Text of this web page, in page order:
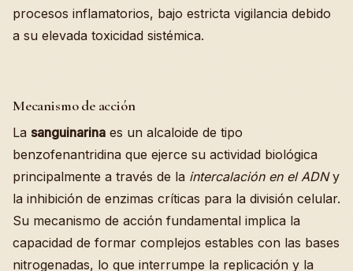
procesos inflamatorios, bajo estricta vigilancia debido
a su elevada toxicidad sistémica.
Mecanismo de acción
La sanguinarina es un alcaloide de tipo
benzofenantridina que ejerce su actividad biológica
principalmente a través de la intercalación en el ADNy
la inhibición de enzimas críticas para la división celular.
Su mecanismo de acción fundamental implica la
capacidad de formar complejos estables con las bases
nitrogenadas, lo que interrumpe la replicación y la